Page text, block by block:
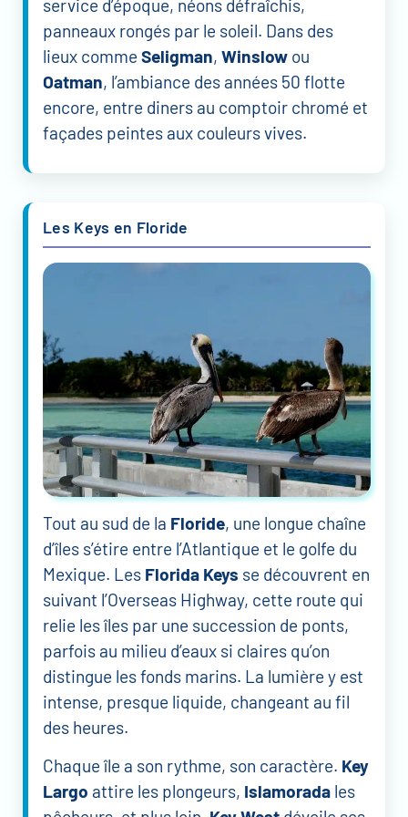
service d’époque, néons défraîchis,
panneaux rongés par le soleil. Dans des
lieux comme Seligman, Winslow ou
Oatman, l’ambiance des années 50 flotte
encore, entre diners au comptoir chromé et
façades peintes aux couleurs vives.
Les Keys en Floride
Tout au sud de la Floride, une longue chaîne
d’îles s’étire entre l’Atlantique et le golfe du
Mexique. Les Florida Keys se découvrent en
suivant l’Overseas Highway, cette route qui
relie les îles par une succession de ponts,
parfois au milieu d’eaux si claires qu’on
distingue les fonds marins. La lumière y est
intense, presque liquide, changeant au fil
des heures.
Chaque île a son rythme, son caractère. Key
Largo attire les plongeurs, Islamorada les